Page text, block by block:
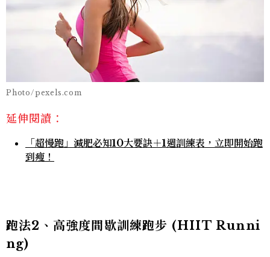
Photo/pexels.com
延伸閱讀：
「超慢跑」減肥必知10大要訣＋1週訓練表，立即開始跑
到瘦！
跑法2 、高強度間歇訓練跑步 (HIIT Runni
ng)